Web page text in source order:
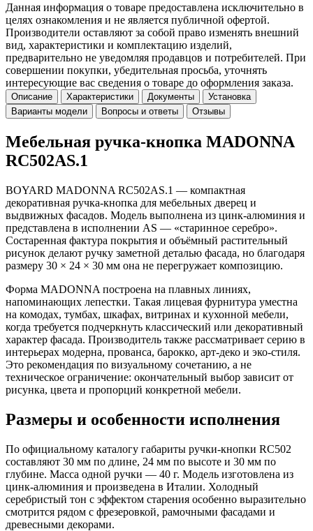
Данная информация о товаре предоставлена исключительно в
целях ознакомления и не является публичной офертой.
Производители оставляют за собой право изменять внешний
вид, характеристики и комплектацию изделий,
предварительно не уведомляя продавцов и потребителей. При
совершении покупки, убедительная просьба, уточнять
интересующие вас сведения о товаре до оформления заказа.
Описание Характеристики Документы
Установка
Варианты модели
Вопросы и ответы Отзывы
Мебельная ручка-кнопка MADONNA
RC502AS.1
BOYARD MADONNA RC502AS.1 — компактная
декоративная ручка-кнопка для мебельных дверец и
выдвижных фасадов. Модель выполнена из цинк-алюминия и
представлена в исполнении AS — «старинное серебро».
Состаренная фактура покрытия и объёмный растительный
рисунок делают ручку заметной деталью фасада, но благодаря
размеру 30 × 24 × 30 мм она не перегружает композицию.
Форма MADONNA построена на плавных линиях,
напоминающих лепестки. Такая лицевая фурнитура уместна
на комодах, тумбах, шкафах, витринах и кухонной мебели,
когда требуется подчеркнуть классический или декоративный
характер фасада. Производитель также рассматривает серию в
интерьерах модерна, прованса, барокко, арт-деко и эко-стиля.
Это рекомендация по визуальному сочетанию, а не
техническое ограничение: окончательный выбор зависит от
рисунка, цвета и пропорций конкретной мебели.
Размеры и особенности исполнения
По официальному каталогу габариты ручки-кнопки RC502
составляют 30 мм по длине, 24 мм по высоте и 30 мм по
глубине. Масса одной ручки — 40 г. Модель изготовлена из
цинк-алюминия и произведена в Италии. Холодный
серебристый тон с эффектом старения особенно выразительно
смотрится рядом с фрезеровкой, рамочными фасадами и
древесными декорами.